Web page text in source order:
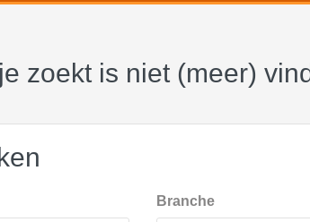
zoekt is niet (meer)
Branche